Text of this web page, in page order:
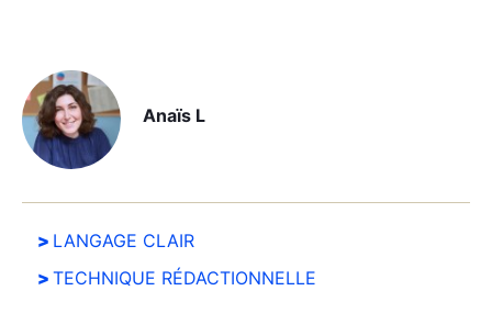
LANGAGE CLAIR
TECHNIQUE RÉDACTIONNELLE
Anaïs L